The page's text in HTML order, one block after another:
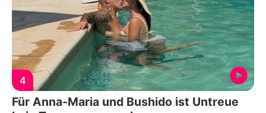
4
Für Anna-Maria und Bushido ist Untreue